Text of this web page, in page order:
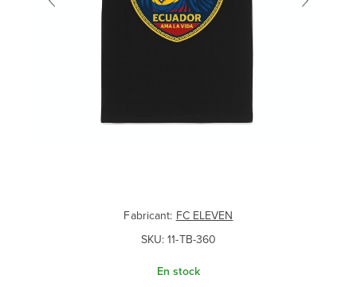
Fabricant: FC ELEVEN
SKU: 11-TB-360
En stock